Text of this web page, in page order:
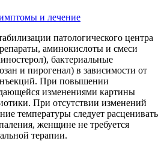
и лечение
патологического центра
аминокислоты и смеси
бактериальные
и пирогенал) в зависимости от
При повышении
изменениями картины
При отсутствии изменений
температуры следует расценивать
женщине не требуется
терапии.